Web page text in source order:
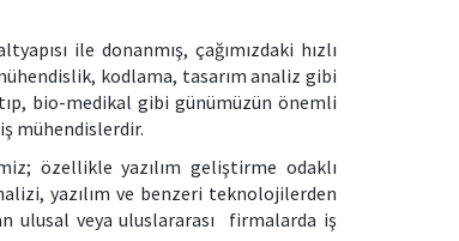
ile donanmış, çağımızdaki hızlı
kodlama, tasarım analiz gibi
bio-medikal gibi günümüzün önemli
mühendislerdir.
özellikle yazılım geliştirme odaklı
yazılım ve benzeri teknolojilerden
ulusal veya uluslararası firmalarda iş